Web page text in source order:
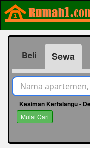
Beli Sewa
Kesiman Kertalangu -
Mulai Cari